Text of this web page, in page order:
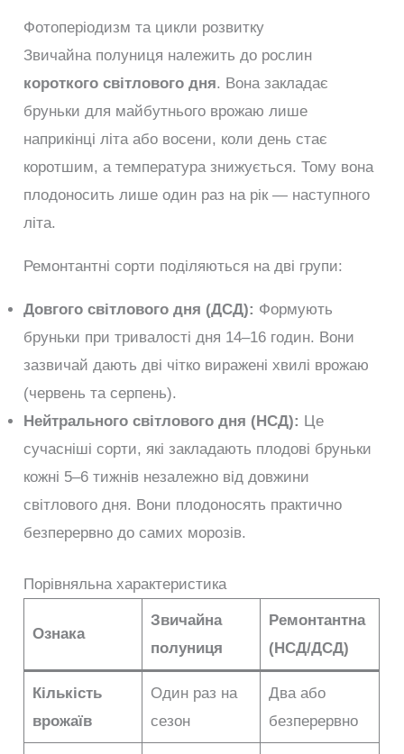
Фотоперіодизм та цикли розвитку
Звичайна полуниця належить до рослин
короткого світлового дня. Вона закладає
бруньки для майбутнього врожаю лише
наприкінці літа або восени, коли день стає
коротшим, а температура знижується. Тому вона
плодоносить лише один раз на рік — наступного
літа.
Ремонтантні сорти поділяються на дві групи:
Довгого світлового дня (ДСД): Формують
бруньки при тривалості дня 14–16 годин. Вони
зазвичай дають дві чітко виражені хвилі врожаю
(червень та серпень).
Нейтрального світлового дня (НСД): Це
сучасніші сорти, які закладають плодові бруньки
кожні 5–6 тижнів незалежно від довжини
світлового дня. Вони плодоносять практично
безперервно до самих морозів.
Порівняльна характеристика
Ознака
Звичайна
полуниця
Ремонтантна
(НСД/ДСД)
Кількість
врожаїв
Один раз на
сезон
Два або
безперервно